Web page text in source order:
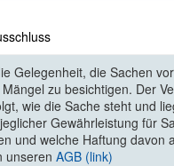
Gelegenheit, die Sachen
zu besichtigen. Der
wie die Sache steht und
Gewährleistung für
und welche Haftung davon
unseren AGB (link)